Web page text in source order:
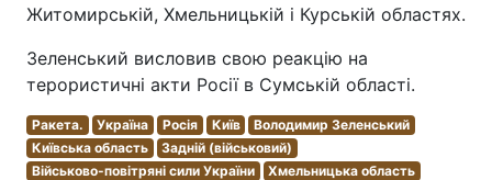
Житомирській, Хмельницькій і Курській областях.
Зеленський висловив свою реакцію на
терористичні акти Росії в Сумській області.
Ракета. Україна Росія Київ
Володимир Зеленський
Київська область
Задній (військовий)
Військово-повітряні сили України
Хмельницька область